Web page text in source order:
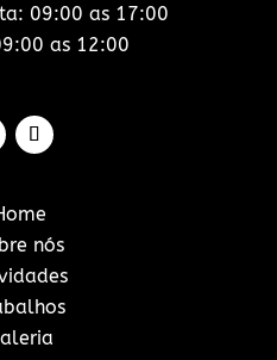
09:00 as 17:00
as 12:00
nós